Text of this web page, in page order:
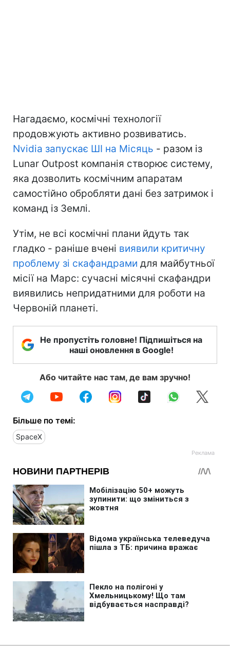
Нагадаємо, космічні технології
продовжують активно розвиватись.
Nvidia запускає ШІ на Місяць - разом із
Lunar Outpost компанія створює систему,
яка дозволить космічним апаратам
самостійно обробляти дані без затримок і
команд із Землі.
Утім, не всі космічні плани йдуть так
гладко - раніше вчені виявили критичну
проблему зі скафандрами для майбутньої
місії на Марс: сучасні місячні скафандри
виявились непридатними для роботи на
Червоній планеті.
Не пропустіть головне! Підпишіться на
наші оновлення в Google!
Або читайте нас там, де вам зручно!
Більше по темі:
SpaceX